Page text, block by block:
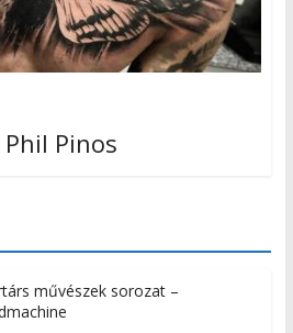
Pinos
művészek sorozat –